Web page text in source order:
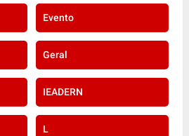
Evento
Geral
IEADERN
L